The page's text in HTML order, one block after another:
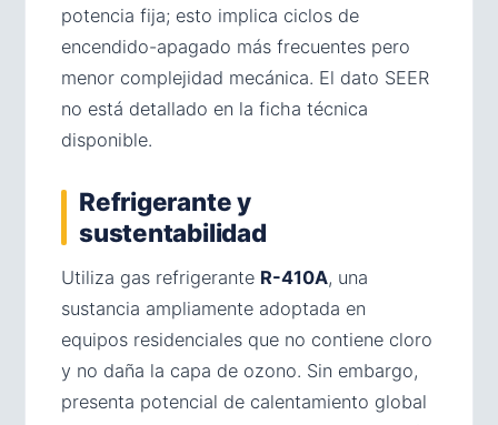
potencia fija; esto implica ciclos de
encendido-apagado más frecuentes pero
menor complejidad mecánica. El dato SEER
no está detallado en la ficha técnica
disponible.
Refrigerante y
sustentabilidad
Utiliza gas refrigerante R-410A, una
sustancia ampliamente adoptada en
equipos residenciales que no contiene cloro
y no daña la capa de ozono. Sin embargo,
presenta potencial de calentamiento global